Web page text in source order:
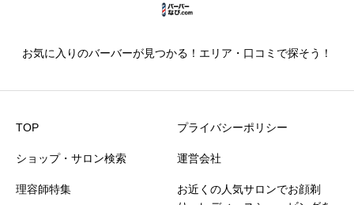
お気に入りのバーバーが見つかる！エリア・口コミで探そう！
TOP
ショップ・サロン検索
理容師特集
プライバシーポリシー
運営会社
お近くの人気サロンでお顔剃